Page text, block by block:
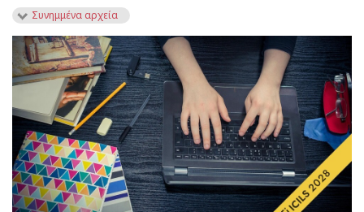
Συνημμένα αρχεία